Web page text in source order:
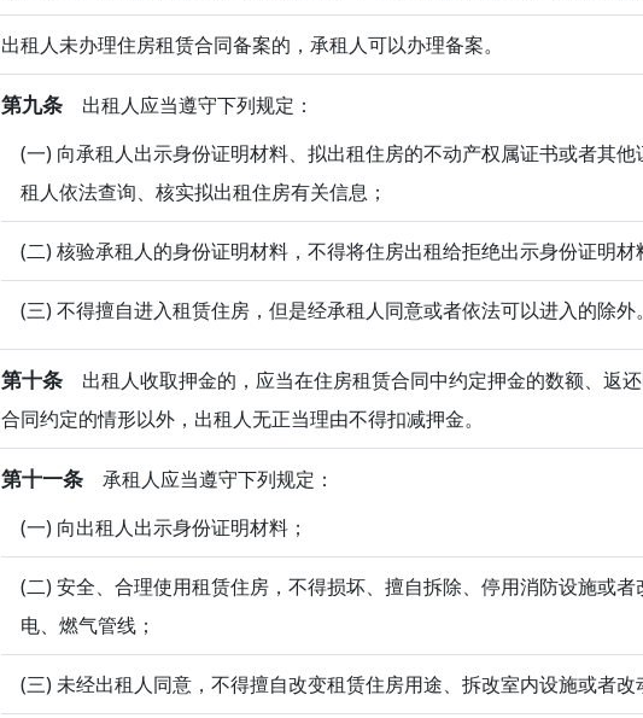
出租人未办理住房租赁合同备案的，承租人可以办理备案。
第九条 出租人应当遵守下列规定：
(一) 向承租人出示身份证明材料、拟出租住房的不动产权属证书或者其
租人依法查询、核实拟出租住房有关信息；
(二) 核验承租人的身份证明材料，不得将住房出租给拒绝出示身份证明材
(三) 不得擅自进入租赁住房，但是经承租人同意或者依法可以进入的除外。
第十条 出租人收取押金的，应当在住房租赁合同中约定押金的数额、返
合同约定的情形以外，出租人无正当理由不得扣减押金。
第十一条 承租人应当遵守下列规定：
(一) 向出租人出示身份证明材料；
(二) 安全、合理使用租赁住房，不得损坏、擅自拆除、停用消防设施或者
电、燃气管线；
(三) 未经出租人同意，不得擅自改变租赁住房用途、拆改室内设施或者改